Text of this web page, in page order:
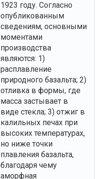
1923 году. Согласно
опубликованным
сведениям, основными
моментами
производства
являются: 1)
расплавление
природного базальта; 2)
отливка в формы, где
масса застывает в
виде стекла; 3) отжиг в
калильных печах при
высоких температурах,
но ниже точки
плавления базальта,
благодаря чему
аморфная